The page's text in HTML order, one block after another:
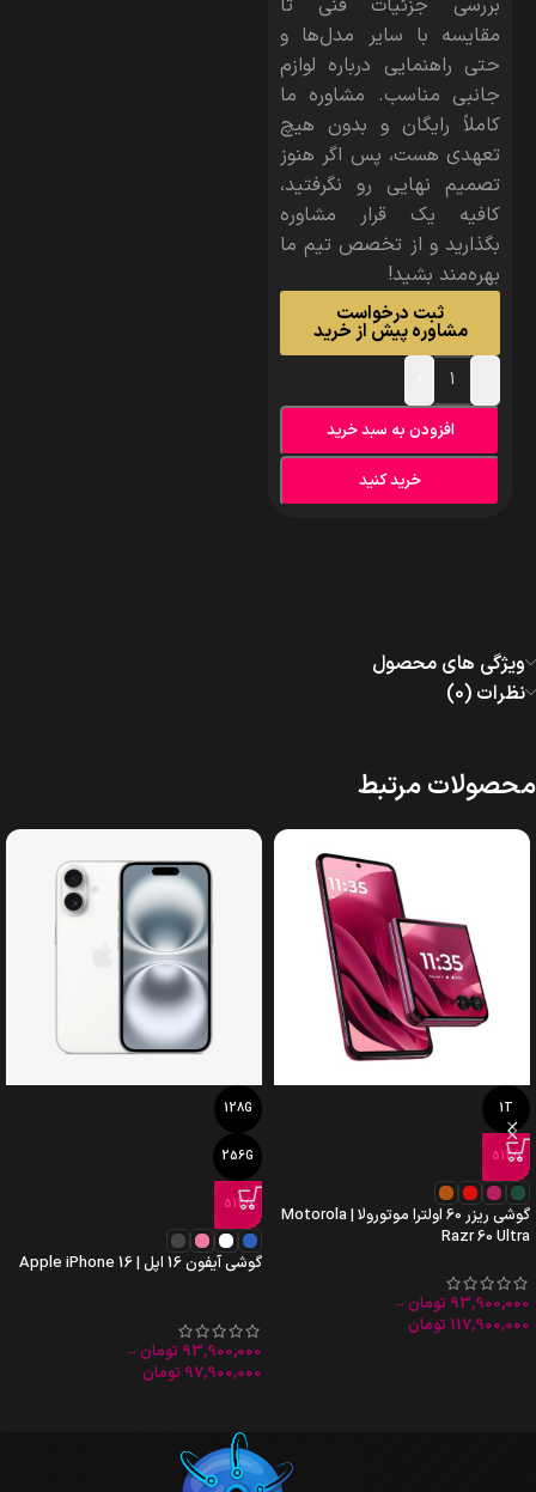
مقایسه با سایر مدل‌ها و
حتی راهنمایی درباره لوازم
جانبی مناسب. مشاوره ما
کاملاً رایگان و بدون هیچ
تعهدی هست، پس اگر هنوز
تصمیم نهایی رو نگرفتید،
کافیه یک قرار مشاوره
بگذارید و از تخصص تیم ما
بهره‌مند بشید!
ثبت درخواست
مشاوره پیش از خرید
افزودن به سبد خرید
خرید کنید
ویژگی های محصول
نظرات (0)
محصولات مرتبط
1T
512G
گوشی ریزر 60 اولترا موتورولا | Motorola
Razr 60 Ultra
93,900,000 تومان–
117,900,000 تومان
128G
256G
512G
گوشی آیفون 16 اپل | Apple iPhone 16
93,900,000 تومان–
97,900,000 تومان